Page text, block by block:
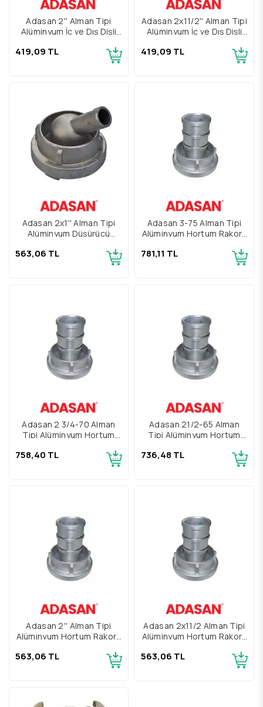
Adasan 2'' Alman Tipi
Alüminyum İç ve Dış Dişli
419,09 TL
Adasan 2x11/2'' Alman Tipi
Alüminyum İç ve Dış Dişli
419,09 TL
Adasan 2x1'' Alman Tipi
Alüminyum Düşürücü
563,06 TL
Adasan 3-75 Alman Tipi
Alüminyum Hortum Rakoru
781,11 TL
Adasan 2 3/4-70 Alman
Tipi Alüminyum Hortum
758,40 TL
Adasan 21/2-65 Alman
Tipi Alüminyum Hortum
736,48 TL
Adasan 2'' Alman Tipi
Alüminyum Hortum Rakoru
563,06 TL
Adasan 2x11/2 Alman Tipi
Alüminyum Hortum Rakoru
563,06 TL